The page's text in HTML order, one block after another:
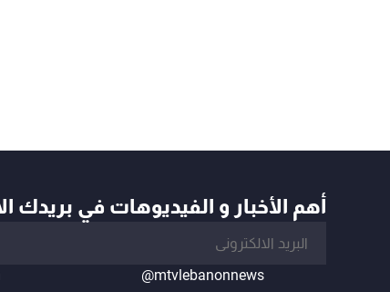
أهم الأخبار و الفيديوهات في بريدك
@mtvlebanonnews